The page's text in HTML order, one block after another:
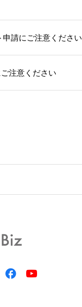
申請にご注意ください
注意ください